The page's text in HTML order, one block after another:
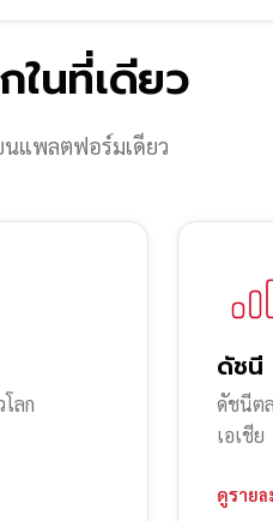
ในที่เดียว
แพลตฟอร์มเดียว
ลก
ดัชนี
ดัชนีต
เอเชีย
ดูราย